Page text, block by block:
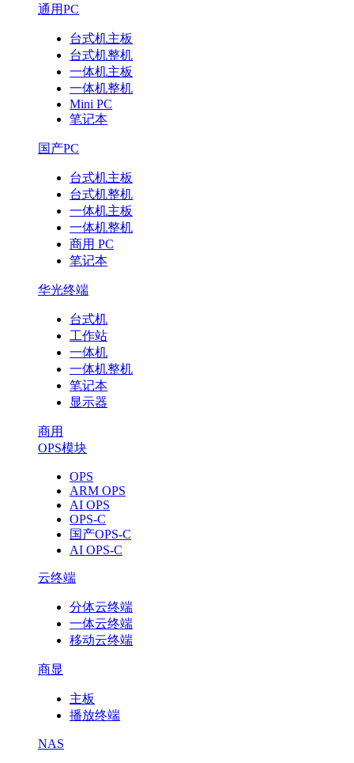
通用PC
台式机主板
台式机整机
一体机主板
一体机整机
Mini PC
笔记本
国产PC
台式机主板
台式机整机
一体机主板
一体机整机
商用 PC
笔记本
华光终端
台式机
工作站
一体机
一体机整机
笔记本
显示器
商用
OPS模块
OPS
ARM OPS
AI OPS
OPS-C
国产OPS-C
AI OPS-C
云终端
分体云终端
一体云终端
移动云终端
商显
主板
播放终端
NAS